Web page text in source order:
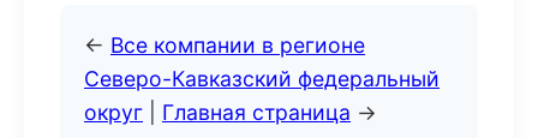
← Все компании в регионе
Северо-Кавказский федеральный
округ
Главная страница →